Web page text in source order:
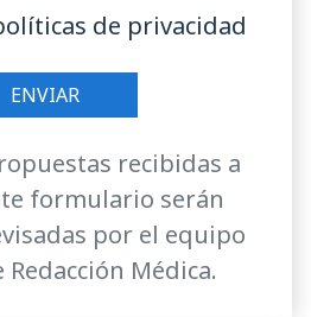
de privacidad
recibidas a
formulario serán
por el equipo
Médica.